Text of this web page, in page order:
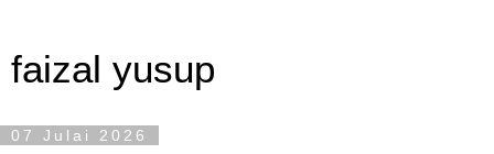
faizal yusup
07 Julai 2026